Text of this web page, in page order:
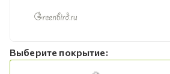
Выберите покрытие: